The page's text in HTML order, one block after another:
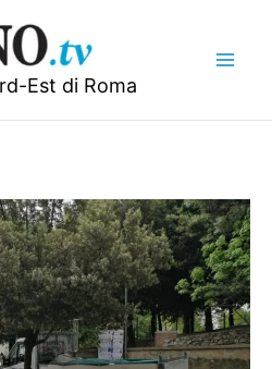
Est di Roma